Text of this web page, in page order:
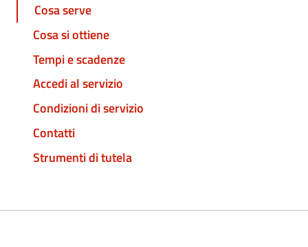
Cosa serve
Cosa si ottiene
Tempi e scadenze
Accedi al servizio
Condizioni di servizio
Contatti
Strumenti di tutela